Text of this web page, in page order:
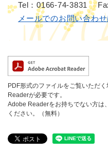
Tel：0166-74-3831
メールでのお問い合わ
PDF形式のファイルをご覧いただ
Readerが必要です。
Adobe Readerをお持ちでない方は
ください。（無料）